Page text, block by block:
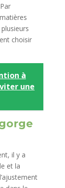
choisir
à
une
il y a
et la